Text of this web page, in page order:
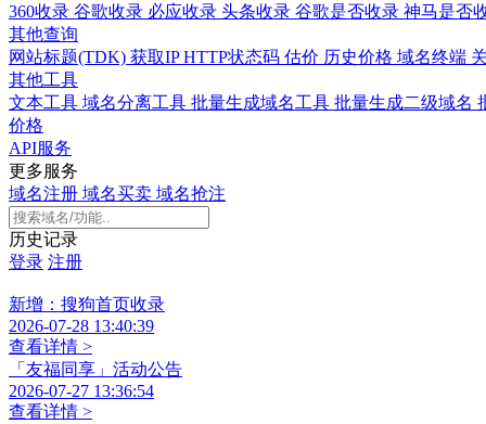
360收录 谷歌收录 必应收录 头条收录 谷歌是否收录 神马是否
其他查询
网站标题(TDK) 获取IPHTTP状态码 估价 历史价格 域名终端
其他工具
文本工具 域名分离工具 批量生成域名工具 批量生成二级域名
价格
API服务
更多服务
域名注册 域名买卖 域名抢注
历史记录
登录 注册
新增：搜狗首页收录
2026-07-28 13:40:39
查看详情 >
「友福同享」活动公告
2026-07-27 13:36:54
查看详情 >